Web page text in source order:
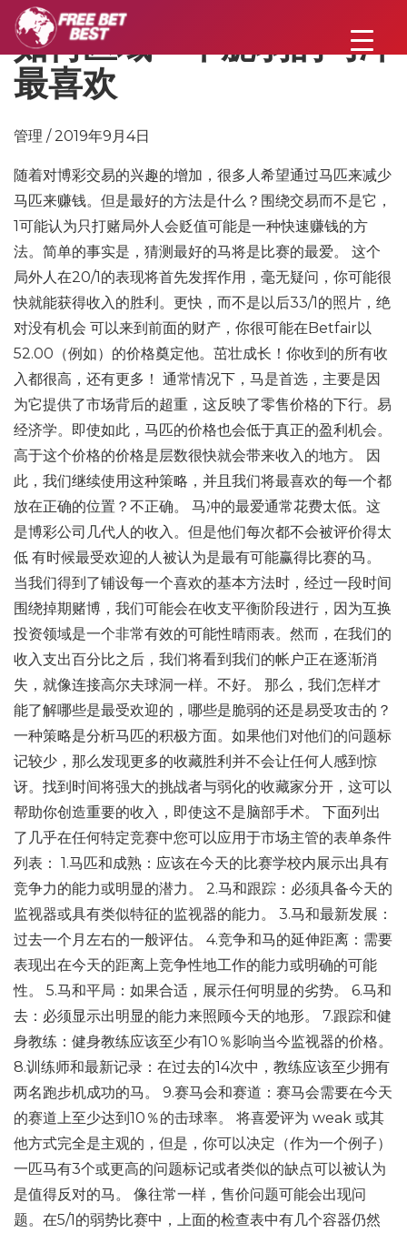
如何区域一个脆弱的马冲
最喜欢
管理 / 2019年9月4日
随着对博彩交易的兴趣的增加，很多人希望通过马匹来减少
马匹来赚钱。但是最好的方法是什么？围绕交易而不是它，
1可能认为只打赌局外人会贬值可能是一种快速赚钱的方
法。简单的事实是，猜测最好的马将是比赛的最爱。 这个
局外人在20/1的表现将首先发挥作用，毫无疑问，你可能很
快就能获得收入的胜利。更快，而不是以后33/1的照片，绝
对没有机会 可以来到前面的财产，你很可能在Betfair以
52.00（例如）的价格奠定他。茁壮成长！你收到的所有收
入都很高，还有更多！ 通常情况下，马是首选，主要是因
为它提供了市场背后的超重，这反映了零售价格的下行。易
经济学。即使如此，马匹的价格也会低于真正的盈利机会。
高于这个价格的价格是层数很快就会带来收入的地方。 因
此，我们继续使用这种策略，并且我们将最喜欢的每一个都
放在正确的位置？不正确。 马冲的最爱通常花费太低。这
是博彩公司几代人的收入。但是他们每次都不会被评价得太
低 有时候最受欢迎的人被认为是最有可能赢得比赛的马。
当我们得到了铺设每一个喜欢的基本方法时，经过一段时间
围绕掉期赌博，我们可能会在收支平衡阶段进行，因为互换
投资领域是一个非常有效的可能性晴雨表。然而，在我们的
收入支出百分比之后，我们将看到我们的帐户正在逐渐消
失，就像连接高尔夫球洞一样。不好。 那么，我们怎样才
能了解哪些是最受欢迎的，哪些是脆弱的还是易受攻击的？
一种策略是分析马匹的积极方面。如果他们对他们的问题标
记较少，那么发现更多的收藏胜利并不会让任何人感到惊
讶。找到时间将强大的挑战者与弱化的收藏家分开，这可以
帮助你创造重要的收入，即使这不是脑部手术。 下面列出
了几乎在任何特定竞赛中您可以应用于市场主管的表单条件
列表： 1.马匹和成熟：应该在今天的比赛学校内展示出具有
竞争力的能力或明显的潜力。 2.马和跟踪：必须具备今天的
监视器或具有类似特征的监视器的能力。 3.马和最新发展：
过去一个月左右的一般评估。 4.竞争和马的延伸距离：需要
表现出在今天的距离上竞争性地工作的能力或明确的可能
性。 5.马和平局：如果合适，展示任何明显的劣势。 6.马和
去：必须显示出明显的能力来照顾今天的地形。 7.跟踪和健
身教练：健身教练应该至少有10％影响当今监视器的价格。
8.训练师和最新记录：在过去的14次中，教练应该至少拥有
两名跑步机成功的马。 9.赛马会和赛道：赛马会需要在今天
的赛道上至少达到10％的击球率。 将喜爱评为 weak 或其
他方式完全是主观的，但是，你可以决定（作为一个例子）
一匹马有3个或更高的问题标记或者类似的缺点可以被认为
是值得反对的马。 像往常一样，售价问题可能会出现问
题。在5/1的弱势比赛中，上面的检查表中有几个容器仍然